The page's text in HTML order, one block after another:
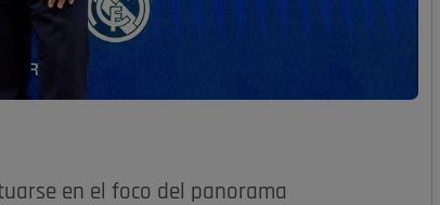
en el foco del panorama